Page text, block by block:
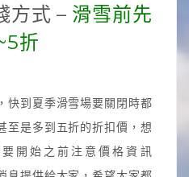
方式 – 滑雪前先
折
快到夏季滑雪場要關閉時都
至是多到五折的折扣價，想
開始之前注意價格資訊